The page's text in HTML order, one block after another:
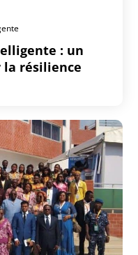
: un
résilience